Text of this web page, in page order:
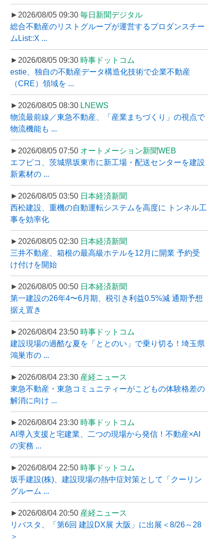
►2026/08/05 09:30 毎日新聞デジタル
総合不動産のリストグループが運営するプロダンスチー
ムList::X ...
►2026/08/05 09:30 時事ドットコム
estie、独自の不動産データ構造化技術で企業不動産
（CRE）領域を ...
►2026/08/05 08:30 LNEWS
物流最前線／東急不動産、「産業まちづくり」の視点で
物流機能も ...
►2026/08/05 07:50 オートメーション新聞WEB
エフピコ、茨城県坂東市に新工場・配送センターを建設
新素材の ...
►2026/08/05 03:50 日本経済新聞
西松建設、重機の自動運転システムを高度に トンネル工
事を効率化
►2026/08/05 02:30 日本経済新聞
三井不動産、箱根の最高級ホテルを12月に開業 予約受
け付けを開始
►2026/08/05 00:50 日本経済新聞
第一建設の26年4〜6月期、税引き利益0.5%減 通期予想
据え置き
►2026/08/04 23:50 時事ドットコム
建設現場の過酷な夏を「ととのい」で乗り切る！埼玉県
鴻巣市の ...
►2026/08/04 23:30 産経ニュース
東急不動産・東急コミュニティーがこどもの体験格差の
解消に向け ...
►2026/08/04 23:30 時事ドットコム
AI導入支援と宅建業、二つの現場から発信！不動産×AI
の実務 ...
►2026/08/04 22:50 時事ドットコム
坂手建設(株)、建設現場の熱中症対策として「クーリン
グルーム ...
►2026/08/04 20:50 産経ニュース
リバスタ、「第6回 建設DX展 大阪」に出展＜8/26～28
＞